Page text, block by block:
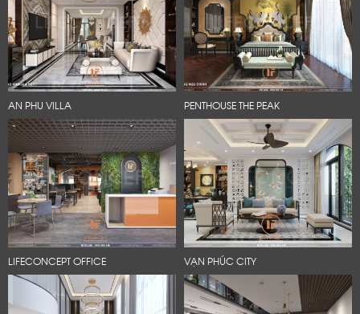
AN PHU VILLA PENTHOUSE THE PEAK
LIFECONCEPT OFFICE VẠN PHÚC CITY